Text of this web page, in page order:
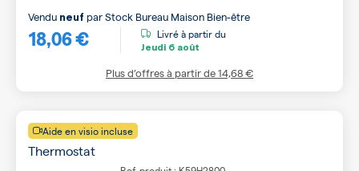
18,06 €
Vendu neuf parStock Bureau Maison Bien-être
Livré à partir du
Jeudi 6 août
Plus d’offres à partir de14,68 €
Aide en visio incluse
Thermostat